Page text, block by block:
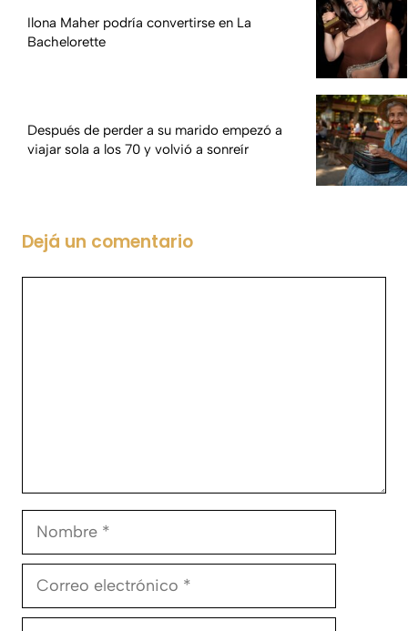
Ilona Maher podría convertirse en La
Bachelorette
Después de perder a su marido empezó a
viajar sola a los 70 y volvió a sonreír
Dejá un comentario
Nombre
Correo